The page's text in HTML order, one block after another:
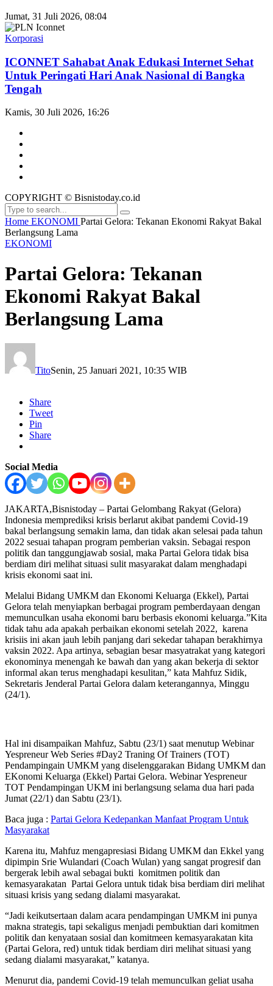
Jumat, 31 Juli 2026, 08:04
Korporasi
ICONNET Sahabat Anak Edukasi Internet Sehat
Untuk Peringati Hari Anak Nasional di Bangka
Tengah
Kamis, 30 Juli 2026, 16:26
COPYRIGHT © Bisnistoday.co.id
Home EKONOMI Partai Gelora: Tekanan Ekonomi Rakyat Bakal
Berlangsung Lama
EKONOMI
Partai Gelora: Tekanan
Ekonomi Rakyat Bakal
Berlangsung Lama
TitoSenin, 25 Januari 2021, 10:35 WIB
Share
Tweet
Pin
Share
Social Media
JAKARTA,Bisnistoday – Partai Gelombang Rakyat (Gelora)
Indonesia memprediksi krisis berlarut akibat pandemi Covid-19
bakal berlangsung semakin lama, dan tidak akan selesai pada tahun
2022 sesuai tahapan program pemberian vaksin. Sebagai respon
politik dan tanggungjawab sosial, maka Partai Gelora tidak bisa
berdiam diri melihat situasi sulit masyarakat dalam menghadapi
krisis ekonomi saat ini.
Melalui Bidang UMKM dan Ekonomi Keluarga (Ekkel), Partai
Gelora telah menyiapkan berbagai program pemberdayaan dengan
memunculkan usaha ekonomi baru berbasis ekonomi keluarga.”Kita
tidak tahu ada apakah perbaikan ekonomi setelah 2022, karena
krisiis ini akan jauh lebih panjang dari sekedar tahapan berakhirnya
vaksin 2022. Apa artinya, sebagian besar masyatrakat yang kategori
ekonominya menengah ke bawah dan yang akan bekerja di sektor
informal akan terus menghadapi kesulitan,” kata Mahfuz Sidik,
Sekretaris Jenderal Partai Gelora dalam keterangannya, Minggu
(24/1).
Hal ini disampaikan Mahfuz, Sabtu (23/1) saat menutup Webinar
Yespreneur Web Series #Day2 Traning Of Trainers (TOT)
Pendampingain UMKM yang diselenggarakan Bidang UMKM dan
EKonomi Keluarga (Ekkel) Partai Gelora. Webinar Yespreneur
TOT Pendampingan UKM ini berlangsung selama dua hari pada
Jumat (22/1) dan Sabtu (23/1).
Baca juga : Partai Gelora Kedepankan Manfaat Program Untuk
Masyarakat
Karena itu, Mahfuz mengapresiasi Bidang UMKM dan Ekkel yang
dipimpin Srie Wulandari (Coach Wulan) yang sangat progresif dan
bergerak lebih awal sebagai bukti komitmen politik dan
kemasyarakatan Partai Gelora untuk tidak bisa berdiam diri melihat
situasi krisis yang sedang dialami masyarakat.
“Jadi keikutsertaan dalam acara pendampingan UMKM ini punya
makna strategis, tapi sekaligus menjadi pembuktian dari komitmen
politik dan kenyataan sosial dan komitmeen kemasyarakatan kita
(Partai Gelora, red) untuk tidak berdiam diri melihat situasi yang
sedang dialami masyarakat,” katanya.
Menurut dia, pandemi Covid-19 telah memunculkan geliat usaha